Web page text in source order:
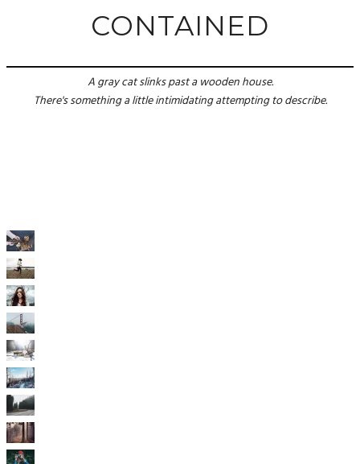
CONTAINED
A gray cat slinks past a wooden house.
There's something a little intimidating attempting to describe.